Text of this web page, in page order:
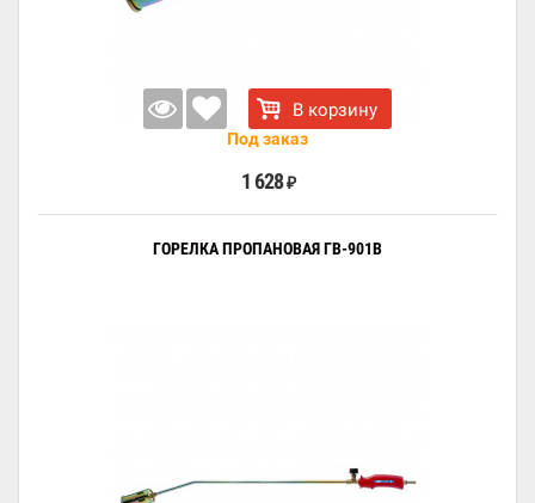
В корзину
Под заказ
1 628 ₽
ГОРЕЛКА ПРОПАНОВАЯ ГВ-901В